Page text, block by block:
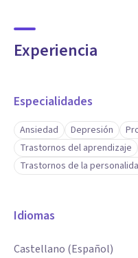
Experiencia
Especialidades
Ansiedad Depresión
Trastornos del aprendizaje
Trastornos de la
Idiomas
Castellano (Español)